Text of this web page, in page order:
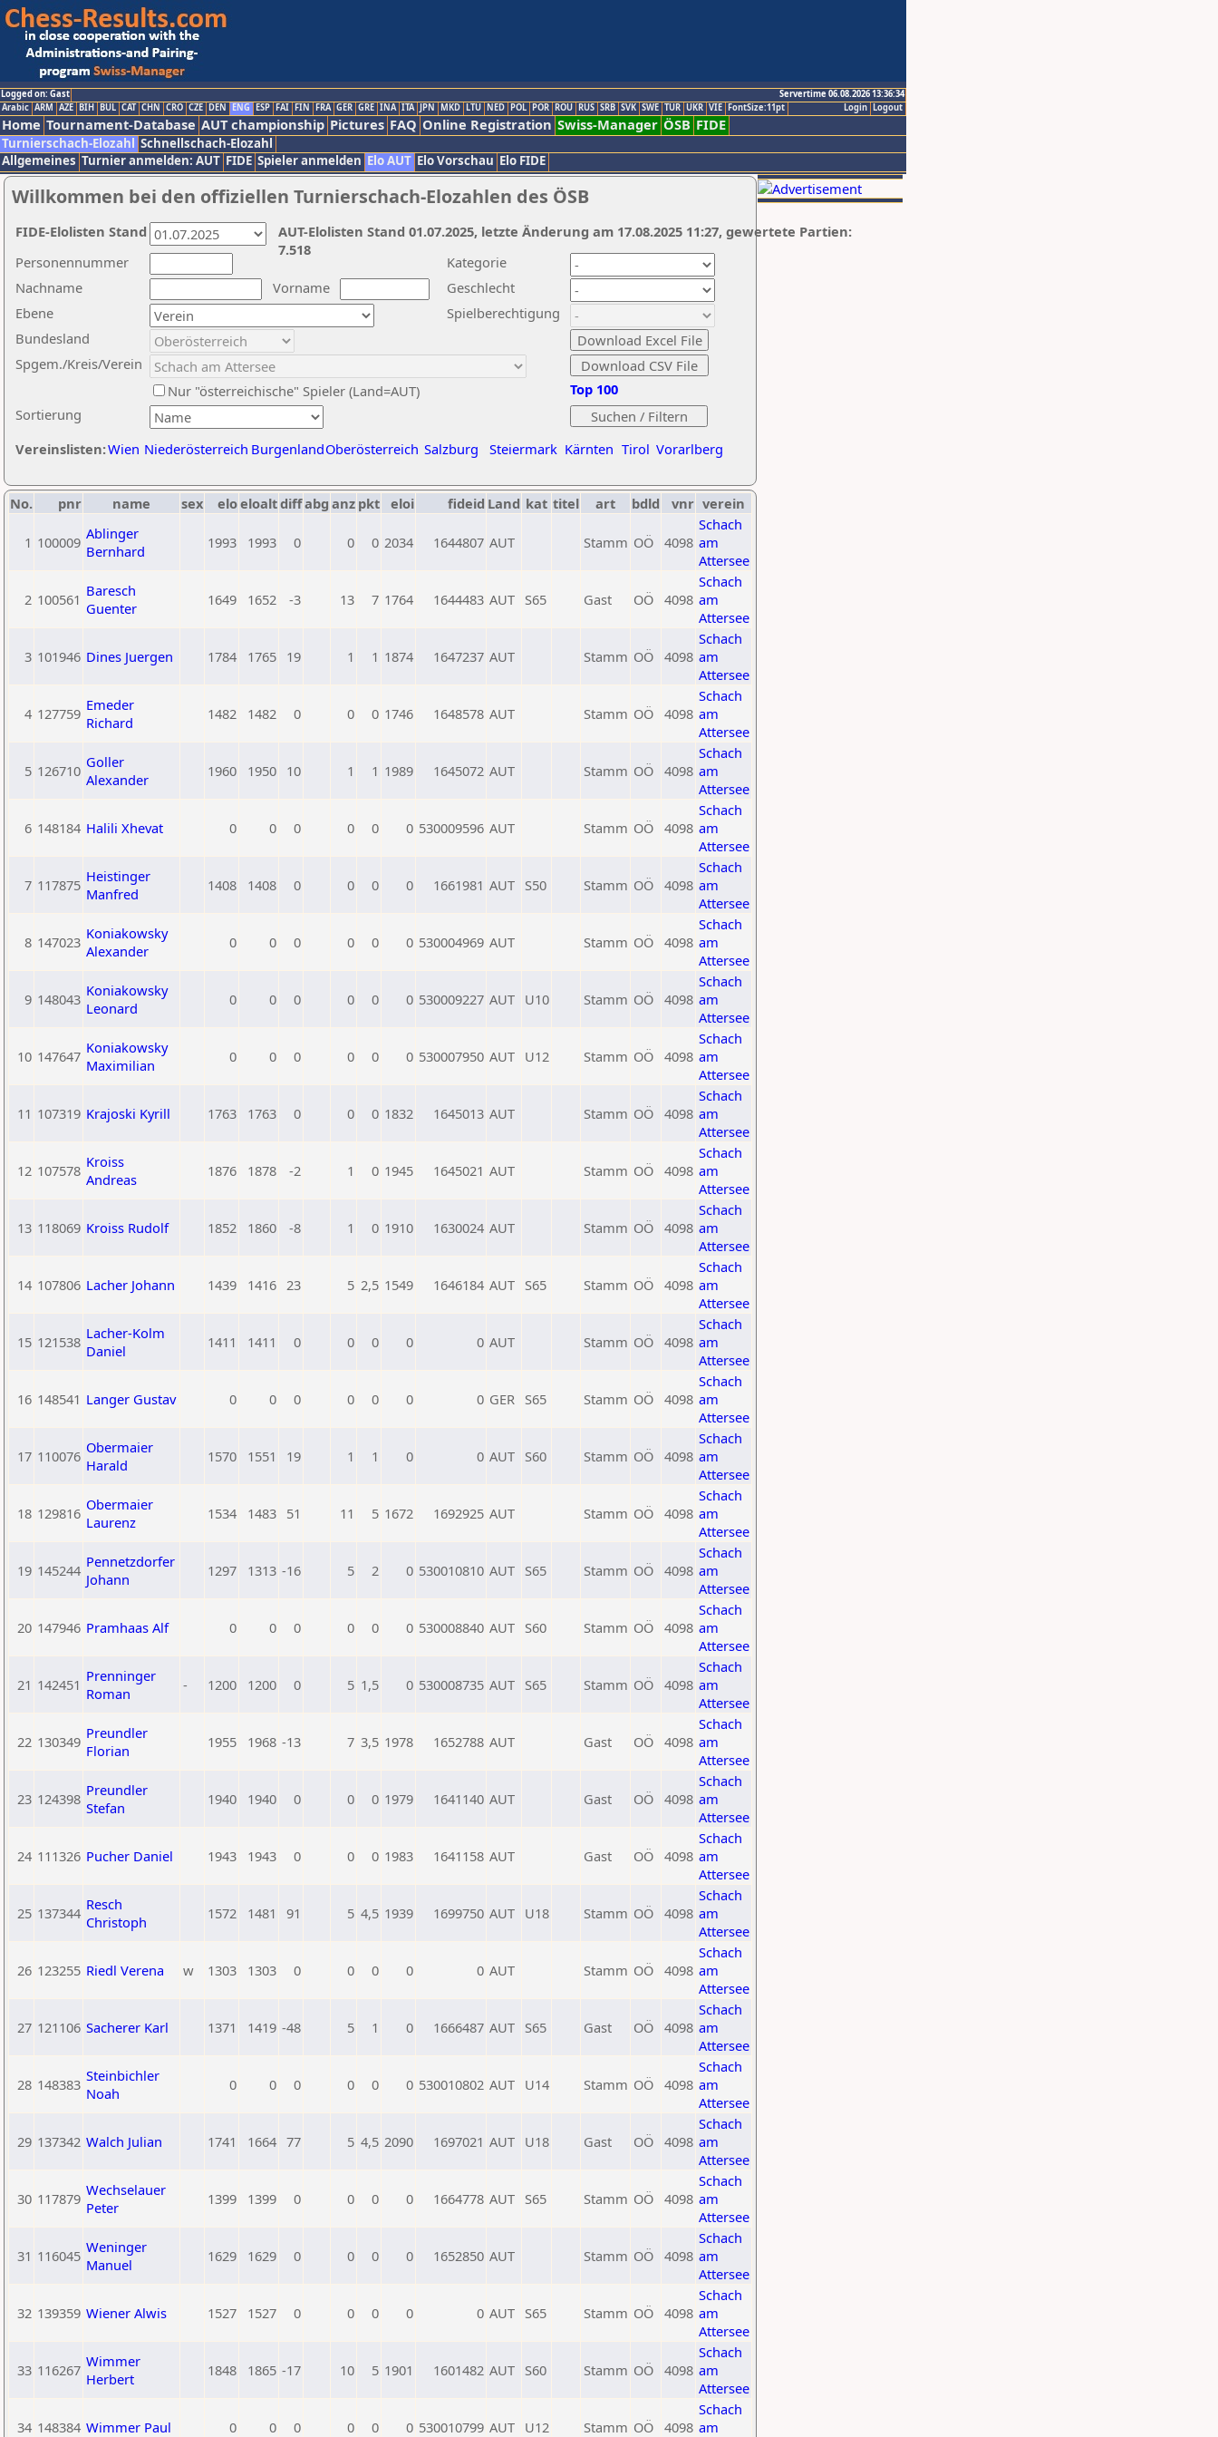
Logged on: Gast
Servertime 06.08.2026 13:36:34
Logout
Login
Arabic ARM AZE BIH BUL CAT CHN CRO CZE DEN ENG ESP FAI FIN FRA GER GRE INA ITA JPN MKD LTU NED POL POR ROU RUS SRB SVK SWE TUR UKR VIE FontSize:11pt
Home Tournament-Database AUT championship Pictures FAQ Online Registration Swiss-Manager ÖSB FIDE
Turnierschach-Elozahl Schnellschach-Elozahl
Allgemeines Turnier anmelden: AUT FIDE Spieler anmelden Elo AUT Elo Vorschau Elo FIDE
Willkommen bei den offiziellen Turnierschach-Elozahlen des ÖSB
Nachname
Vorname
Ebene
Kategorie
Sortierung
Personennummer
Bundesland
Spgem./Kreis/Verein
Geschlecht
Nur "österreichische" Spieler (Land=AUT)
Spielberechtigung
Vereinslisten:Wien Niederösterreich BurgenlandOberösterreich Salzburg Steiermark Kärnten Tirol Vorarlberg
Top 100
AUT-Elolisten Stand 01.07.2025, letzte Änderung am 17.08.2025 11:27, gewertete Partien:
7.518
FIDE-Elolisten Stand
No. pnr name sex eloeloaltdiffabg anz pkt eloi fideid Land kat titel art bdld vnr verein
1 100009 Ablinger
Bernhard
1993 1993 0 0 0 2034 1644807 AUT Stamm OÖ 4098
Schach
am
Attersee
2 100561 Baresch
Guenter
1649 1652 -3 13 7 1764 1644483 AUT S65 Gast OÖ 4098
Schach
am
Attersee
3 101946 Dines Juergen 1784 1765 19 1 1 1874 1647237 AUT Stamm OÖ 4098
Schach
am
Attersee
4 127759 Emeder
Richard
1482 1482 0 0 0 1746 1648578 AUT Stamm OÖ 4098
Schach
am
Attersee
5 126710 Goller
Alexander
1960 1950 10 1 1 1989 1645072 AUT Stamm OÖ 4098
Schach
am
Attersee
6 148184 Halili Xhevat 0 0 0 0 0 0 530009596 AUT Stamm OÖ 4098
Schach
am
Attersee
7 117875 Heistinger
Manfred
1408 1408 0 0 0 0 1661981 AUT S50 Stamm OÖ 4098
Schach
am
Attersee
8 147023 Koniakowsky
Alexander
0 0 0 0 0 0 530004969 AUT Stamm OÖ 4098
Schach
am
Attersee
9 148043 Koniakowsky
Leonard
0 0 0 0 0 0 530009227 AUT U10 Stamm OÖ 4098
Schach
am
Attersee
10 147647 Koniakowsky
Maximilian
0 0 0 0 0 0 530007950 AUT U12 Stamm OÖ 4098
Schach
am
Attersee
11 107319 Krajoski Kyrill 1763 1763 0 0 0 1832 1645013 AUT Stamm OÖ 4098
Schach
am
Attersee
12 107578 Kroiss
Andreas
1876 1878 -2 1 0 1945 1645021 AUT Stamm OÖ 4098
Schach
am
Attersee
13 118069 Kroiss Rudolf 1852 1860 -8 1 0 1910 1630024 AUT Stamm OÖ 4098
Schach
am
Attersee
14 107806 Lacher Johann 1439 1416 23 5 2,5 1549 1646184 AUT S65 Stamm OÖ 4098
Schach
am
Attersee
15 121538 Lacher-Kolm
Daniel
1411 1411 0 0 0 0 0 AUT Stamm OÖ 4098
Schach
am
Attersee
16 148541 Langer Gustav 0 0 0 0 0 0 0 GER S65 Stamm OÖ 4098
Schach
am
Attersee
17 110076 Obermaier
Harald
1570 1551 19 1 1 0 0 AUT S60 Stamm OÖ 4098
Schach
am
Attersee
18 129816 Obermaier
Laurenz
1534 1483 51 11 5 1672 1692925 AUT Stamm OÖ 4098
Schach
am
Attersee
19 145244 Pennetzdorfer
Johann
1297 1313 -16 5 2 0 530010810 AUT S65 Stamm OÖ 4098
Schach
am
Attersee
20 147946 Pramhaas Alf 0 0 0 0 0 0 530008840 AUT S60 Stamm OÖ 4098
Schach
am
Attersee
21 142451 Prenninger
Roman
- 1200 1200 0 5 1,5 0 530008735 AUT S65 Stamm OÖ 4098
Schach
am
Attersee
22 130349 Preundler
Florian
1955 1968 -13 7 3,5 1978 1652788 AUT Gast OÖ 4098
Schach
am
Attersee
23 124398 Preundler
Stefan
1940 1940 0 0 0 1979 1641140 AUT Gast OÖ 4098
Schach
am
Attersee
24 111326 Pucher Daniel 1943 1943 0 0 0 1983 1641158 AUT Gast OÖ 4098
Schach
am
Attersee
25 137344 Resch
Christoph
1572 1481 91 5 4,5 1939 1699750 AUT U18 Stamm OÖ 4098
Schach
am
Attersee
26 123255 Riedl Verena w 1303 1303 0 0 0 0 0 AUT Stamm OÖ 4098
Schach
am
Attersee
27 121106 Sacherer Karl 1371 1419 -48 5 1 0 1666487 AUT S65 Gast OÖ 4098
Schach
am
Attersee
28 148383 Steinbichler
Noah
0 0 0 0 0 0 530010802 AUT U14 Stamm OÖ 4098
Schach
am
Attersee
29 137342 Walch Julian 1741 1664 77 5 4,5 2090 1697021 AUT U18 Gast OÖ 4098
Schach
am
Attersee
30 117879 Wechselauer
Peter
1399 1399 0 0 0 0 1664778 AUT S65 Stamm OÖ 4098
Schach
am
Attersee
31 116045 Weninger
Manuel
1629 1629 0 0 0 0 1652850 AUT Stamm OÖ 4098
Schach
am
Attersee
32 139359 Wiener Alwis 1527 1527 0 0 0 0 0 AUT S65 Stamm OÖ 4098
Schach
am
Attersee
33 116267 Wimmer
Herbert
1848 1865 -17 10 5 1901 1601482 AUT S60 Stamm OÖ 4098
Schach
am
Attersee
34 148384 Wimmer Paul 0 0 0 0 0 0 530010799 AUT U12 Stamm OÖ 4098
Schach
am